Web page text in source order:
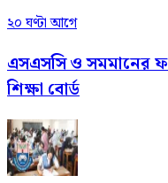
২০ ঘণ্টা আগে
এসএসসি ও সমমানের
শিক্ষা বোর্ড